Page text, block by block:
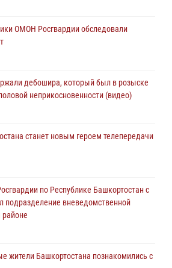
неприкосновенности (видео)
прямую линию
ОМОН Росгвардии обследовали
дебошира, который был в розыске
неприкосновенности (видео)
станет новым героем телепередачи
по Республике Башкортостан с
подразделение вневедомственной
жители Башкортостана познакомились с